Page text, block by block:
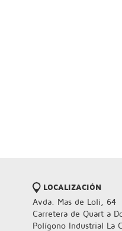
LOCALIZACIÓN
Avda. Mas de Loli, 64
Carretera de Quart a
Polígono Industrial La